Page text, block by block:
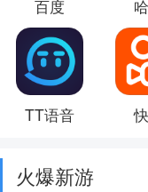
百度
TT语音
火爆新游